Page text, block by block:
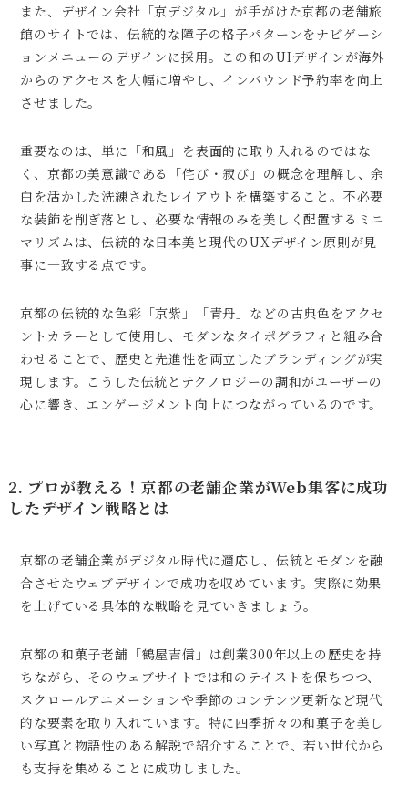
また、デザイン会社「京デジタル」が手がけた京都の老舗旅
館のサイトでは、伝統的な障子の格子パターンをナビゲーシ
ョンメニューのデザインに採用。この和のUIデザインが海外
からのアクセスを大幅に増やし、インバウンド予約率を向上
させました。
重要なのは、単に「和風」を表面的に取り入れるのではな
く、京都の美意識である「侘び・寂び」の概念を理解し、余
白を活かした洗練されたレイアウトを構築すること。不必要
な装飾を削ぎ落とし、必要な情報のみを美しく配置するミニ
マリズムは、伝統的な日本美と現代のUXデザイン原則が見
事に一致する点です。
京都の伝統的な色彩「京紫」「青丹」などの古典色をアクセ
ントカラーとして使用し、モダンなタイポグラフィと組み合
わせることで、歴史と先進性を両立したブランディングが実
現します。こうした伝統とテクノロジーの調和がユーザーの
心に響き、エンゲージメント向上につながっているのです。
2. プロが教える！京都の老舗企業がWeb集客に成功
したデザイン戦略とは
京都の老舗企業がデジタル時代に適応し、伝統とモダンを融
合させたウェブデザインで成功を収めています。実際に効果
を上げている具体的な戦略を見ていきましょう。
京都の和菓子老舗「鶴屋吉信」は創業300年以上の歴史を持
ちながら、そのウェブサイトでは和のテイストを保ちつつ、
スクロールアニメーションや季節のコンテンツ更新など現代
的な要素を取り入れています。特に四季折々の和菓子を美し
い写真と物語性のある解説で紹介することで、若い世代から
も支持を集めることに成功しました。